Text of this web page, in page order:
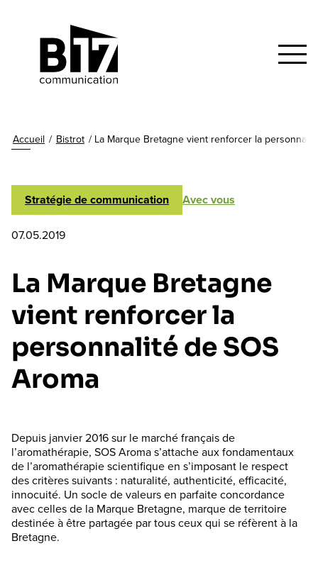
Accueil / Bistrot / La Marque Bretagne vient renforcer la
Stratégie de communication Avec vous
07.05.2019
La Marque Bretagne
vient renforcer la
personnalité de SOS
Aroma
Depuis janvier 2016 sur le marché français de
l’aromathérapie, SOS Aroma s’attache aux fondamentaux
de l’aromathérapie scientifique en s’imposant le respect
des critères suivants : naturalité, authenticité, efficacité,
innocuité. Un socle de valeurs en parfaite concordance
avec celles de la Marque Bretagne, marque de territoire
destinée à être partagée par tous ceux qui se réfèrent à la
Bretagne.